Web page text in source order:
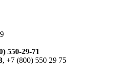
550-29-71
, +7 (800) 550 29 75